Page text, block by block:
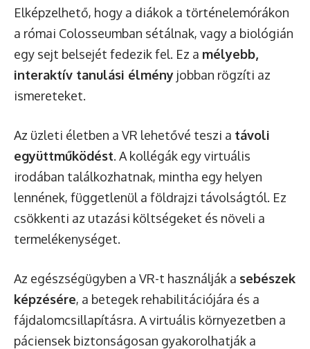
Elképzelhető, hogy a diákok a történelemórákon
a római Colosseumban sétálnak, vagy a biológián
egy sejt belsejét fedezik fel. Ez a mélyebb,
interaktív tanulási élmény jobban rögzíti az
ismereteket.
Az üzleti életben a VR lehetővé teszi a távoli
együttműködést. A kollégák egy virtuális
irodában találkozhatnak, mintha egy helyen
lennének, függetlenül a földrajzi távolságtól. Ez
csökkenti az utazási költségeket és növeli a
termelékenységet.
Az egészségügyben a VR-t használják a sebészek
képzésére, a betegek rehabilitációjára és a
fájdalomcsillapításra. A virtuális környezetben a
páciensek biztonságosan gyakorolhatják a